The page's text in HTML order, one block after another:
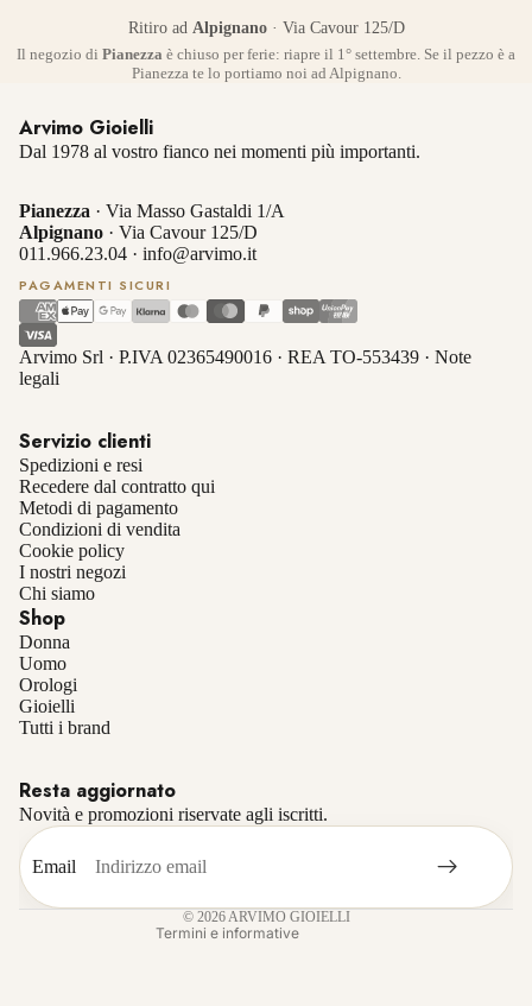
Ritiro ad Alpignano· Via Cavour 125/D
Il negozio di Pianezza è chiuso per ferie: riapre il 1° settembre. Se il pezzo è a
Pianezza te lo portiamo noi ad Alpignano.
Arvimo Gioielli
Dal 1978 al vostro fianco nei momenti più importanti.
Pianezza · Via Masso Gastaldi 1/A
Alpignano · Via Cavour 125/D
011.966.23.04 · info@arvimo.it
PAGAMENTI SICURI
Arvimo Srl · P.IVA 02365490016 · REA TO-553439 · Note
legali
Servizio clienti
Spedizioni e resi
Recedere dal contratto qui
Metodi di pagamento
Condizioni di vendita
Cookie policy
I nostri negozi
Chi siamo
Shop
Donna
Uomo
Orologi
Gioielli
Tutti i brand
Resta aggiornato
Novità e promozioni riservate agli iscritti.
Email
© 2026 ARVIMO GIOIELLI
Termini e informative
Informativa sulla privacy
Termini e condizioni del servizio
Recapiti
Informativa sulle spedizioni